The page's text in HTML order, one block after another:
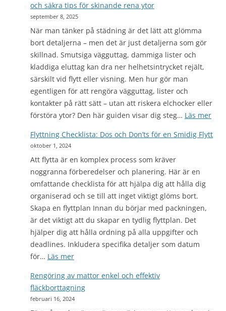
och säkra tips för skinande rena ytor
september 8, 2025
När man tänker på städning är det lätt att glömma
bort detaljerna – men det är just detaljerna som gör
skillnad. Smutsiga vägguttag, dammiga lister och
kladdiga eluttag kan dra ner helhetsintrycket rejält,
särskilt vid flytt eller visning. Men hur gör man
egentligen för att rengöra vägguttag, lister och
kontakter på rätt sätt – utan att riskera elchocker eller
förstöra ytor? Den här guiden visar dig steg… Läs mer:
Flyttning Checklista: Dos och Don’ts för en Smidig Flytt
oktober 1, 2024
Att flytta är en komplex process som kräver
noggranna förberedelser och planering. Här är en
omfattande checklista för att hjälpa dig att hålla dig
organiserad och se till att inget viktigt glöms bort.
Skapa en flyttplan Innan du börjar med packningen,
är det viktigt att du skapar en tydlig flyttplan. Det
hjälper dig att hålla ordning på alla uppgifter och
deadlines. Inkludera specifika detaljer som datum
för… Läs mer:
Checklista:
Dos
Rengöring av mattor enkel och effektiv
fläckborttagning
februari 16, 2024